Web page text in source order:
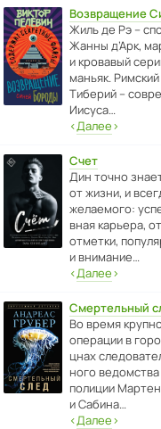
Возвращение
Жиль де Рэ –
Жанны д’Арк,
и кровавый
маньяк.
Тиберий –
Иисуса…
‹Далее›
Счет
Дин точно
от жизни, и
жела­е­мого:
вная карьера,
отметки,
и внимание…
‹Далее›
Смертельный
Во время
операции в
цнах
ного
полиции
и Сабина…
‹Далее›